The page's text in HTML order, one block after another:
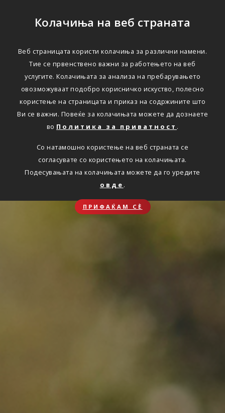
Колачиња на веб страната
Веб страницата користи колачиња за различни намени.
Тие се првенствено важни за работењето на веб
услугите. Колачињата за анализа на пребарувањето
овозможуваат подобро корисничко искуство, полесно
користење на страницата и приказ на содржините што
Ви се важни. Повеќе за колачињата можете да дознаете
во Политика за приватност .
Со натамошно користење на веб страната се
согласувате со користењето на колачињата.
Подесувањата на колачињата можете да го уредите
овде .
ПРИФАЌАМ СЀ